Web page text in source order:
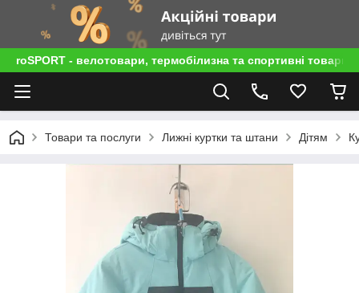
roSPORT - велотовари, термобілизна та спортивні товари
Товари та послуги Лижні куртки та штани Дітям